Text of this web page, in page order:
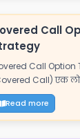
Call
Call
Call) एक
Read more